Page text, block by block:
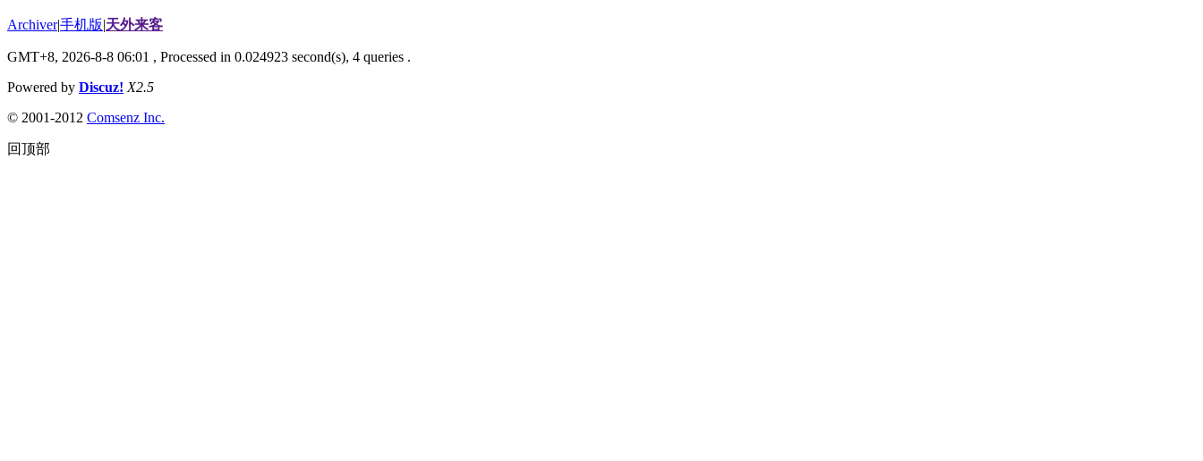
Archiver|手机版|天外来客
GMT+8, 2026-8-8 06:01 , Processed in 0.024923 second(s), 4 queries .
Powered by Discuz! X2.5
© 2001-2012 Comsenz Inc.
回顶部